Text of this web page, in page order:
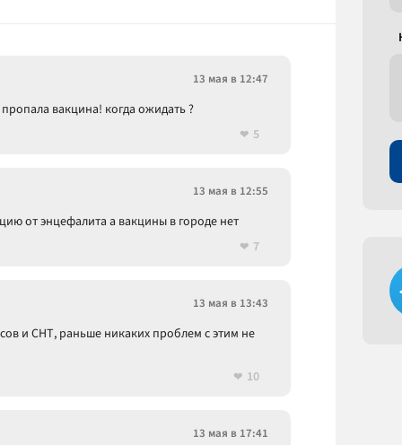
13 мая в 12:47
вакцина! когда ожидать ?
5
13 мая в 12:55
от энцефалита а вакцины в городе нет
7
13 мая в 13:43
и СНТ, раньше никаких проблем с этим не
10
13 мая в 17:41